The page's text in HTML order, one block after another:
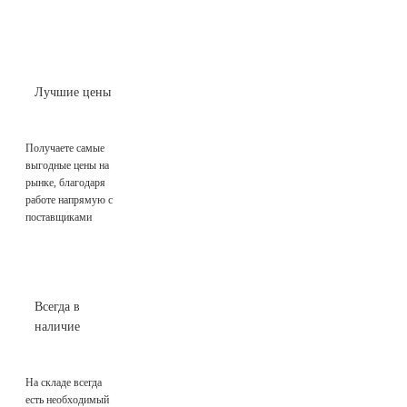
Лучшие цены
Получаете самые
выгодные цены на
рынке, благодаря
работе напрямую с
поставщиками
Всегда в
наличие
На складе всегда
есть необходимый